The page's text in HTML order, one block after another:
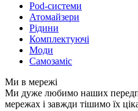
Pod-системи
Атомайзери
Рідини
Комплектуючі
Моди
Самозаміс
Ми в мережі
Ми дуже любимо наших
мережах і завжди тішимо їх